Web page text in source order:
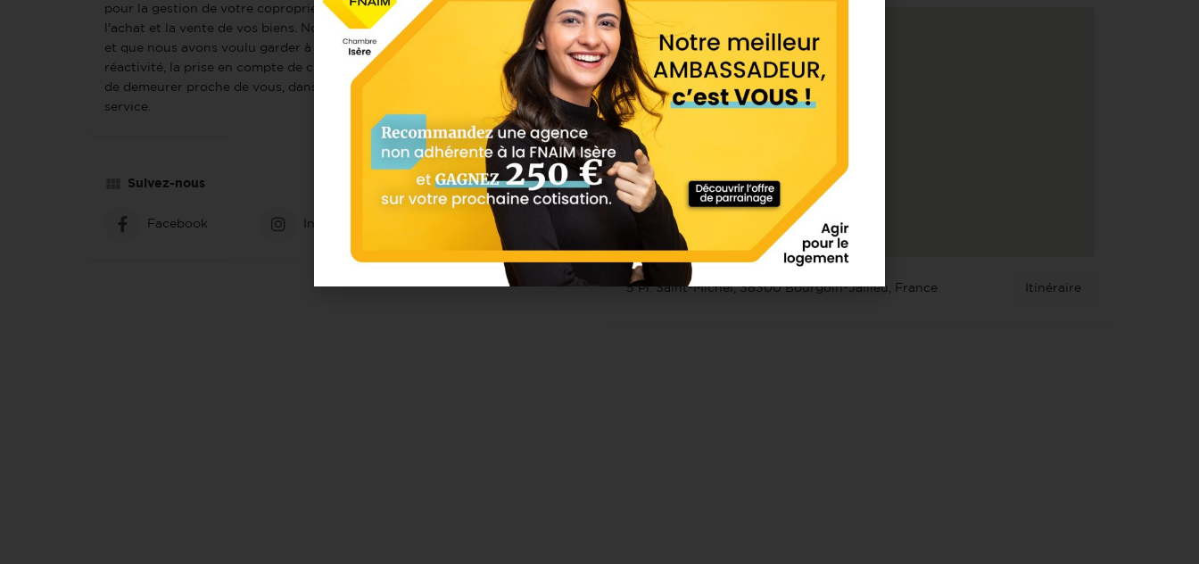
pour la gestion de votre copropriété, de votre patrimoine, la location,
l'achat et la vente de vos biens. Notre structure totalement indépendante
et que nous avons voulu garder à taille humaine vous garantit une totale
réactivité, la prise en compte de chacune de vos attentes et nous permet
de demeurer proche de vous, dans une réelle démarche de conseil et de
service.
Suivez-nous
Facebook Instagram LinkedIn
5 Pl. Saint-Michel, 38300 Bourgoin-Jallieu, France Itinéraire